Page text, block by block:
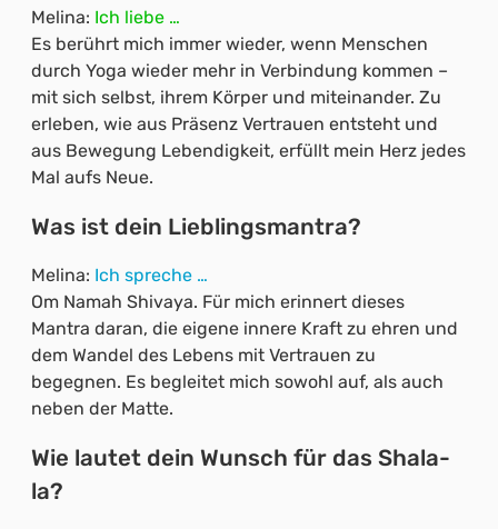
Melina: Ich liebe …
Es berührt mich immer wieder, wenn Menschen
durch Yoga wieder mehr in Verbindung kommen –
mit sich selbst, ihrem Körper und miteinander. Zu
erleben, wie aus Präsenz Vertrauen entsteht und
aus Bewegung Lebendigkeit, erfüllt mein Herz jedes
Mal aufs Neue.
Was ist dein Lieblingsmantra?
Melina: Ich spreche …
Om Namah Shivaya. Für mich erinnert dieses
Mantra daran, die eigene innere Kraft zu ehren und
dem Wandel des Lebens mit Vertrauen zu
begegnen. Es begleitet mich sowohl auf, als auch
neben der Matte.
Wie lautet dein Wunsch für das Shala-
la?